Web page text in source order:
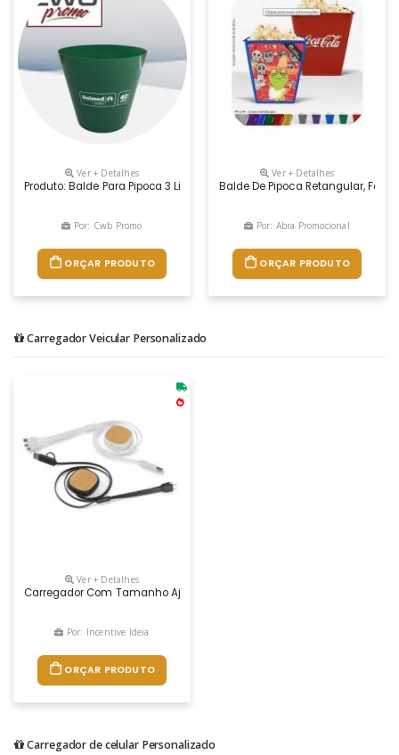
Ver + Detalhes
Produto: Balde Para Pipoca 3 Litros Medidas: 17,2 Cm De Altura X 18,5
Por: Cwb Promo
ORÇAR PRODUTO
Ver + Detalhes
Balde De Pipoca Retangular,
Por: Abra Promocional
ORÇAR PRODUTO
Carregador Veicular Personalizado
Ver + Detalhes
Carregador Com Tamanho Ajustável Em Plástico Com Detalhe Em
Por: Incentive Ideia
ORÇAR PRODUTO
Carregador de celular Personalizado